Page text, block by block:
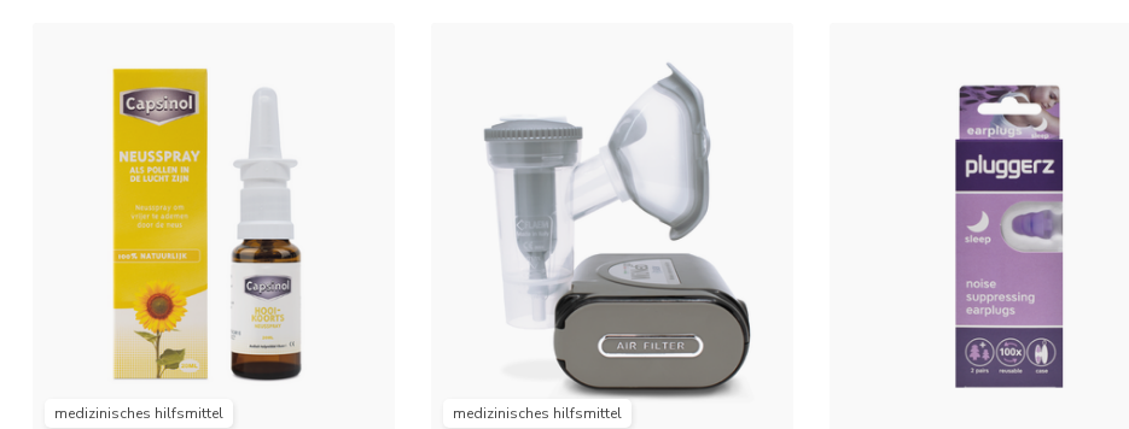
medizinisches hilfsmittel medizinisches hilfsmittel